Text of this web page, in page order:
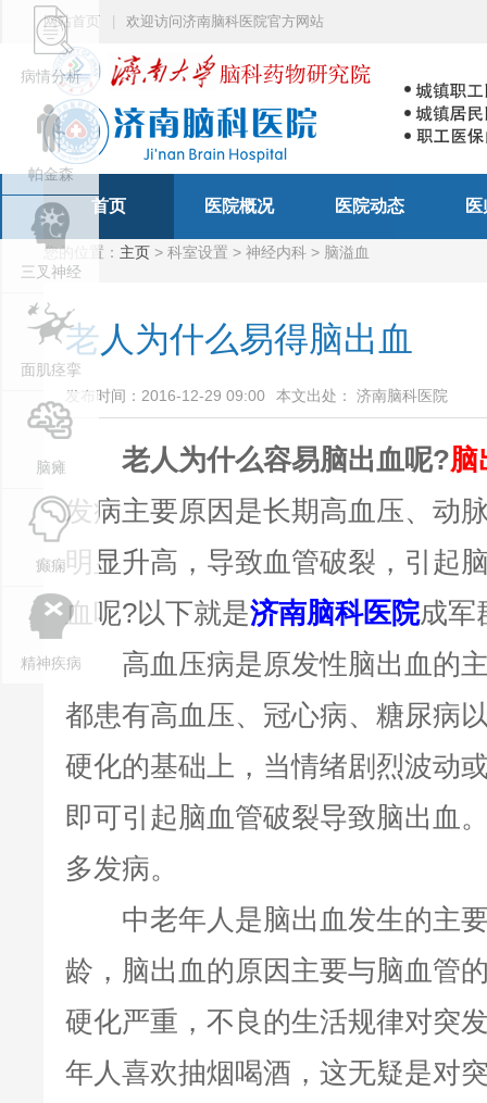
网站首页 欢迎访问济南脑科医院官方网站
首页 医院概况 医院动态
您的位置： 主页 > 科室设置 > 神经内科 > 脑溢血
老人为什么易得脑出血
发布时间：2016-12-29 09:00 本文出处： 济南脑科医院
老人为什么容易脑出血呢?脑
发病主要原因是长期高血压、动
明显升高，导致血管破裂，引起
血呢?以下就是济南脑科医院成军
高血压病是原发性脑出血的主
都患有高血压、冠心病、糖尿病
硬化的基础上，当情绪剧烈波动
即可引起脑血管破裂导致脑出血
多发病。
中老年人是脑出血发生的主
龄，脑出血的原因主要与脑血管
硬化严重，不良的生活规律对突
年人喜欢抽烟喝酒，这无疑是对
病情分析
帕金森
三叉神经
面肌痉挛
脑瘫
癫痫
精神疾病